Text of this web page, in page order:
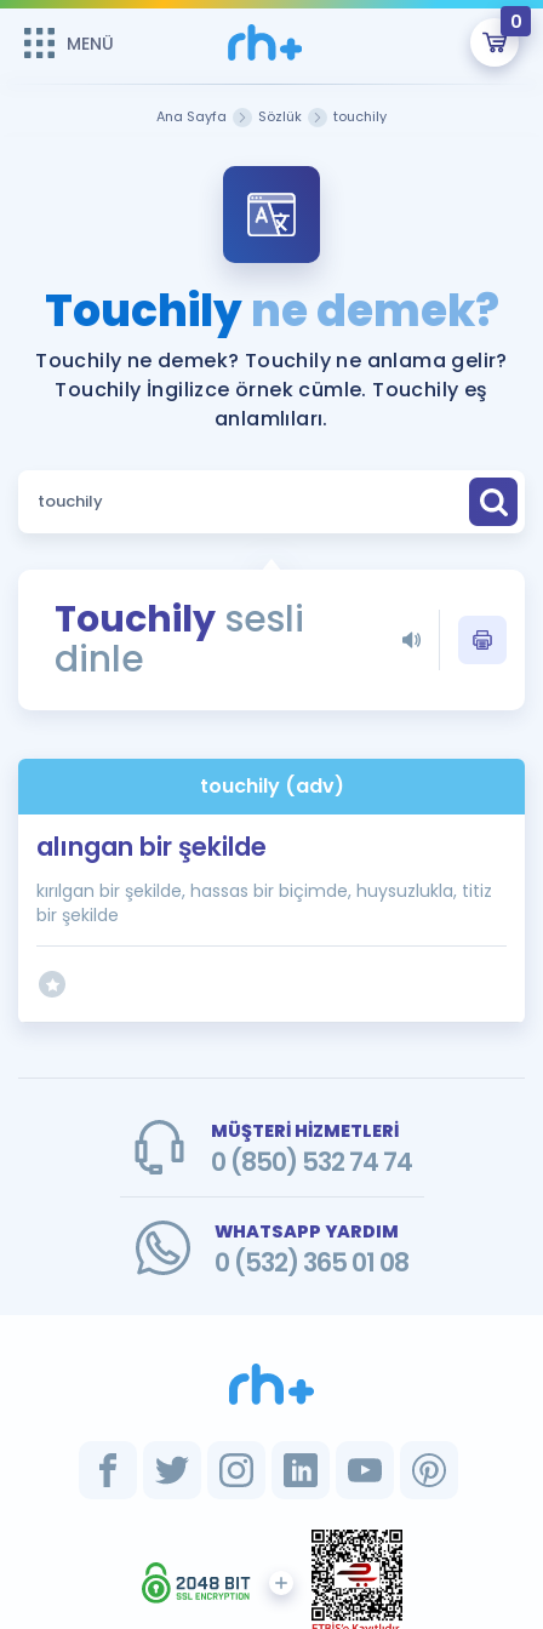
MENÜ
0
Şifremi Hatırlamıyorum
ÜYE DEĞİLİM
Sepetin Şu An Boş.
Remzi Hoca ile seni sınava hazırlayacak onlarca eğitim seni
bekliyor!
MENÜ
Katılımcı Görüşleri
Faydalı Araçlar
Sözlük
Rehberlik Aracı
ÖSYM Sınav Takvimi
İngilizce Gramer
Hakkımızda
Ana Sayfa Sözlük touchily
Touchilyne demek?
Touchily ne demek? Touchily ne anlama gelir?
Touchily İngilizce örnek cümle. Touchily eş
anlamlıları.
Touchily sesli
dinle
touchily (adv)
alıngan bir şekilde
kırılgan bir şekilde, hassas bir biçimde, huysuzlukla, titiz
bir şekilde
MÜŞTERİ HİZMETLERİ
0 (850) 532 74 74
WHATSAPP YARDIM
0 (532) 365 01 08